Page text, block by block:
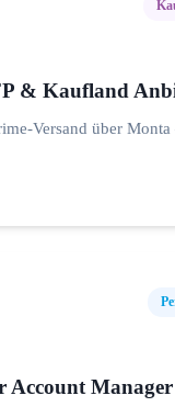
& Kaufland
Versand über
Account Manager